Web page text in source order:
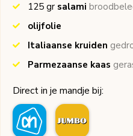
125 gr salami
olijfolie
Italiaanse kruiden
Parmezaanse kaas
Direct in je mandje bij: